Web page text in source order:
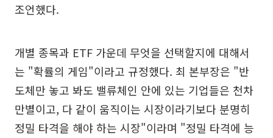
조언했다.
개별 종목과 ETF 가운데 무엇을 선택할지에 대해서
는 "확률의 게임"이라고 규정했다. 최 본부장은 "반
도체만 놓고 봐도 밸류체인 안에 있는 기업들은 천차
만별이고, 다 같이 움직이는 시장이라기보다 분명히
정밀 타격을 해야 하는 시장"이라며 "정밀 타격에 능